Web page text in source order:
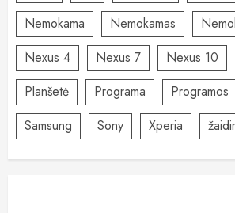
Nemokama
Nemokamas
Nexus 4
Nexus 7 Nexus 10
Planšetė
Programa Programos
Samsung
Sony Xperia